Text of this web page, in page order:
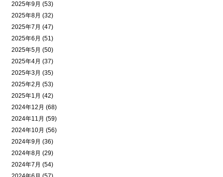
2025年9月 (53)
2025年8月 (32)
2025年7月 (47)
2025年6月 (51)
2025年5月 (50)
2025年4月 (37)
2025年3月 (35)
2025年2月 (53)
2025年1月 (42)
2024年12月 (68)
2024年11月 (59)
2024年10月 (56)
2024年9月 (36)
2024年8月 (29)
2024年7月 (54)